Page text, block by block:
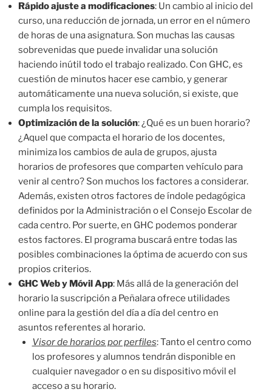
Rápido ajuste a modificaciones: Un cambio al inicio del
curso, una reducción de jornada, un error en el número
de horas de una asignatura. Son muchas las causas
sobrevenidas que puede invalidar una solución
haciendo inútil todo el trabajo realizado. Con GHC, es
cuestión de minutos hacer ese cambio, y generar
automáticamente una nueva solución, si existe, que
cumpla los requisitos.
Optimización de la solución: ¿Qué es un buen horario?
¿Aquel que compacta el horario de los docentes,
minimiza los cambios de aula de grupos, ajusta
horarios de profesores que comparten vehículo para
venir al centro? Son muchos los factores a considerar.
Además, existen otros factores de índole pedagógica
definidos por la Administración o el Consejo Escolar de
cada centro. Por suerte, en GHC podemos ponderar
estos factores. El programa buscará entre todas las
posibles combinaciones la óptima de acuerdo con sus
propios criterios.
GHC Web y Móvil App: Más allá de la generación del
horario la suscripción a Peñalara ofrece utilidades
online para la gestión del día a día del centro en
asuntos referentes al horario.
Visor de horarios por perfiles: Tanto el centro como
los profesores y alumnos tendrán disponible en
cualquier navegador o en su dispositivo móvil el
acceso a su horario.